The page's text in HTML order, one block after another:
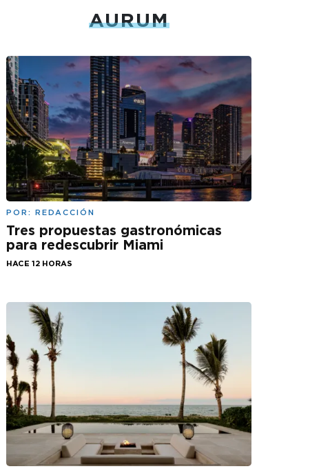
AURUM
POR: REDACCIÓN
Tres propuestas gastronómicas
para redescubrir Miami
HACE 12 HORAS